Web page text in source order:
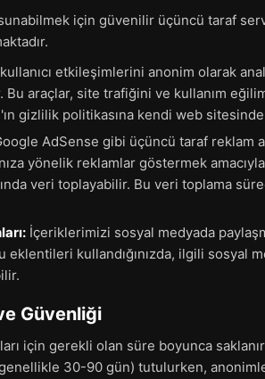
için güvenilir üçüncü taraf
etkileşimlerini anonim olarak
Bu araçlar, site trafiğini ve kullanım
gizlilik politikasına kendi web
AdSense gibi üçüncü taraf reklam
yönelik reklamlar göstermek
veri toplayabilir. Bu veri toplama
İçeriklerimizi sosyal medyada
kullandığınızda, ilgili sosyal
Güvenliği
için gerekli olan süre boyunca
(genellikle 30-90 gün) tutulurken,